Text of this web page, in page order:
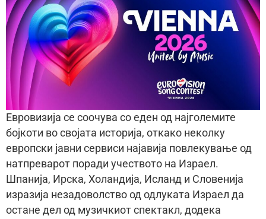
Евровизија се соочува со еден од најголемите
бојкоти во својата историја, откако неколку
европски јавни сервиси најавија повлекување од
натпреварот поради учеството на Израел.
Шпанија, Ирска, Холандија, Исланд и Словенија
изразија незадоволство од одлуката Израел да
остане дел од музичкиот спектакл, додека